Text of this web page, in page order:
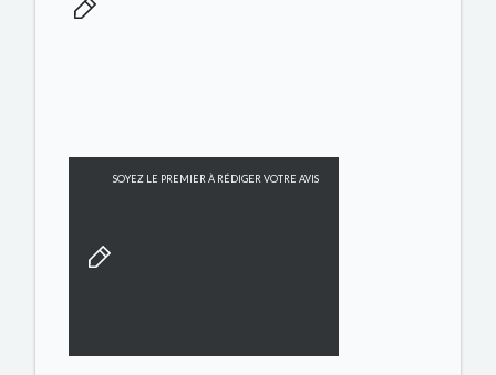
SOYEZ LE PREMIER À RÉDIGER VOTRE AVIS